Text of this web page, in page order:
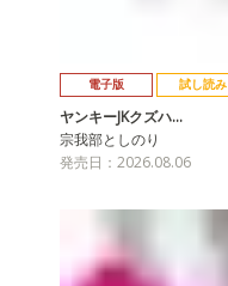
電子版 試し読み
ヤンキーJKクズハ…
宗我部としのり
発売日：2026.08.06